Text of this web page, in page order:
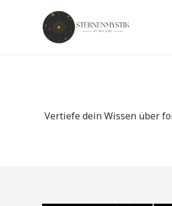
Vertiefe dein Wissen über